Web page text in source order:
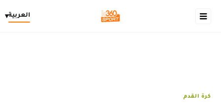
العربية▾
كرة القدم